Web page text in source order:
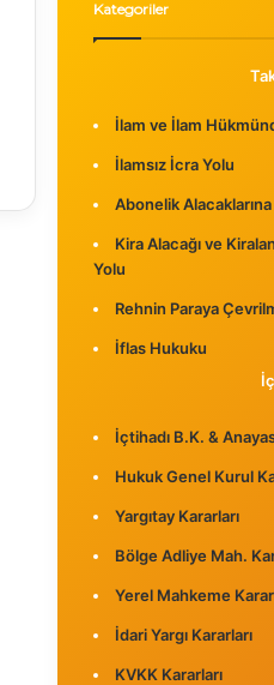
Kategoriler
İlam ve İlam
İlamsız İcra Yolu
Abonelik
Kira Alacağı ve
Yolu
Rehnin Paraya
İflas Hukuku
İçtihadı B.K. &
Hukuk Genel Kurul
Yargıtay Kararları
Bölge Adliye Mah.
Yerel Mahkeme
İdari Yargı Kararları
KVKK Kararları